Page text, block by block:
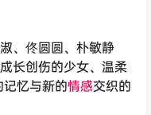
、佟圆圆、朴敏静
长创伤的少女、温柔
忆与新的情感交织的